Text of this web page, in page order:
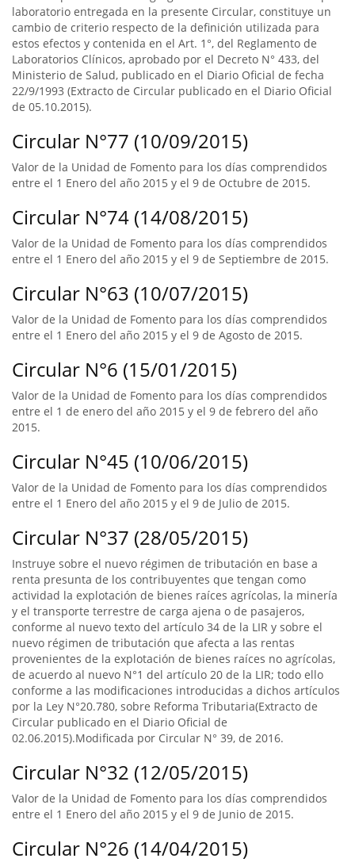
laboratorio entregada en la presente Circular, constituye un
cambio de criterio respecto de la definición utilizada para
estos efectos y contenida en el Art. 1°, del Reglamento de
Laboratorios Clínicos, aprobado por el Decreto N° 433, del
Ministerio de Salud, publicado en el Diario Oficial de fecha
22/9/1993 (Extracto de Circular publicado en el Diario Oficial
de 05.10.2015).
Circular N°77 (10/09/2015)
Valor de la Unidad de Fomento para los días comprendidos
entre el 1 Enero del año 2015 y el 9 de Octubre de 2015.
Circular N°74 (14/08/2015)
Valor de la Unidad de Fomento para los días comprendidos
entre el 1 Enero del año 2015 y el 9 de Septiembre de 2015.
Circular N°63 (10/07/2015)
Valor de la Unidad de Fomento para los días comprendidos
entre el 1 Enero del año 2015 y el 9 de Agosto de 2015.
Circular N°6 (15/01/2015)
Valor de la Unidad de Fomento para los días comprendidos
entre el 1 de enero del año 2015 y el 9 de febrero del año
2015.
Circular N°45 (10/06/2015)
Valor de la Unidad de Fomento para los días comprendidos
entre el 1 Enero del año 2015 y el 9 de Julio de 2015.
Circular N°37 (28/05/2015)
Instruye sobre el nuevo régimen de tributación en base a
renta presunta de los contribuyentes que tengan como
actividad la explotación de bienes raíces agrícolas, la minería
y el transporte terrestre de carga ajena o de pasajeros,
conforme al nuevo texto del artículo 34 de la LIR y sobre el
nuevo régimen de tributación que afecta a las rentas
provenientes de la explotación de bienes raíces no agrícolas,
de acuerdo al nuevo N°1 del artículo 20 de la LIR; todo ello
conforme a las modificaciones introducidas a dichos artículos
por la Ley N°20.780, sobre Reforma Tributaria(Extracto de
Circular publicado en el Diario Oficial de
02.06.2015).Modificada por Circular N° 39, de 2016.
Circular N°32 (12/05/2015)
Valor de la Unidad de Fomento para los días comprendidos
entre el 1 Enero del año 2015 y el 9 de Junio de 2015.
Circular N°26 (14/04/2015)